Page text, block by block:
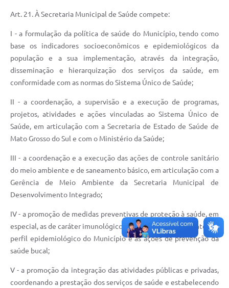
Art. 21. À Secretaria Municipal de Saúde compete:
I - a formulação da política de saúde do Município, tendo como
base os indicadores socioeconômicos e epidemiológicos da
população e a sua implementação, através da integração,
disseminação e hierarquização dos serviços da saúde, em
conformidade com as normas do Sistema Único de Saúde;
II - a coordenação, a supervisão e a execução de programas,
projetos, atividades e ações vinculadas ao Sistema Único de
Saúde, em articulação com a Secretaria de Estado de Saúde de
Mato Grosso do Sul e com o Ministério da Saúde;
III - a coordenação e a execução das ações de controle sanitário
do meio ambiente e de saneamento básico, em articulação com a
Gerência de Meio Ambiente da Secretaria Municipal de
Desenvolvimento Integrado;
IV - a promoção de medidas preventivas de proteção à saúde, em
especial, as de caráter imunológico e educativo, concernentes ao
perfil epidemiológico do Município e as ações de prevenção da
saúde bucal;
V - a promoção da integração das atividades públicas e privadas,
coordenando a prestação dos serviços de saúde e estabelecendo